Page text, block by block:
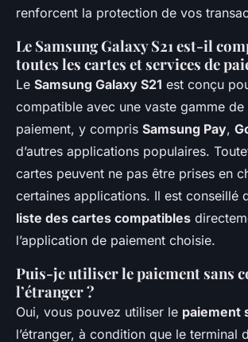
renforcent la protection de vos
Le Samsung Galaxy S21 est-il
toutes les cartes et services de
Le Samsung Galaxy S21 est conçu
compatible avec une vaste gamme
paiement, y compris Samsung Pay,
d’autres applications populaires.
cartes peuvent ne pas être prises en
certaines applications. Il est conseillé
liste des cartes compatibles
l’application de paiement choisie.
Puis-je utiliser le paiement sans
l’étranger ?
Oui, vous pouvez utiliser le paiement
l’étranger, à condition que le terminal